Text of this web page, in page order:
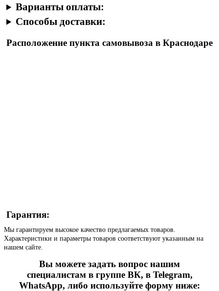
Варианты оплаты:
Способы доставки:
Расположение пункта самовывоза в Краснодаре
Гарантия:
Мы гарантируем высокое качество предлагаемых товаров.
Характеристики и параметры товаров соответствуют указанным на
нашем сайте.
Вы можете задать вопрос нашим
специалистам в группе ВК, в Telegram,
WhatsApp, либо используйте форму ниже: